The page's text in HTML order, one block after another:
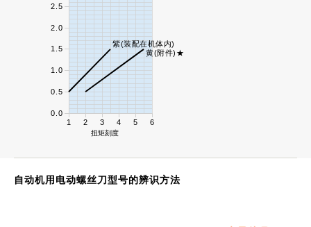
1 2 3 4 5 6
扭矩刻度
0.0
0.5
1.0
1.5
2.0
2.5
紫(装配在机体内)
黄(附件)★
自动机用电动螺丝刀型号的辨识方法